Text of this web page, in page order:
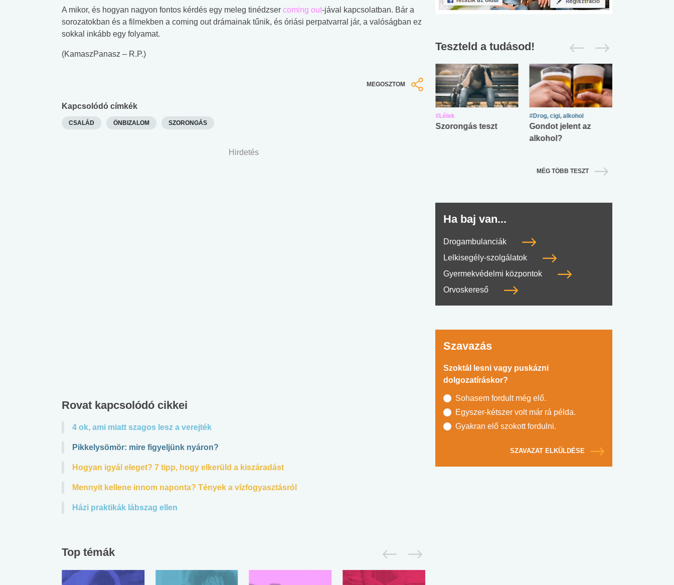
A mikor, és hogyan nagyon fontos kérdés egy meleg tinédzser coming out-jával kapcsolatban. Bár a
sorozatokban és a filmekben a coming out drámainak tűnik, és óriási perpatvarral jár, a valóságban ez
sokkal inkább egy folyamat.
(KamaszPanasz – R.P.)
MEGOSZTOM
Kapcsolódó címkék
CSALÁD ÖNBIZALOM SZORONGÁS
Hirdetés
Rovat kapcsolódó cikkei
4 ok, ami miatt szagos lesz a verejték
Pikkelysömör: mire figyeljünk nyáron?
Hogyan igyál eleget? 7 tipp, hogy elkerüld a kiszáradást
Mennyit kellene innom naponta? Tények a vízfogyasztásról
Házi praktikák lábszag ellen
Top témák
Teszteld a tudásod!
Mekkora az ökológiai
Elsősegély
No.42
#Lélek
Szorongás teszt
#Drog, cigi, alkohol
Gondot jelent az
alkohol?
MÉG TÖBB TESZT
Ha baj van...
Drogambulanciák
Lelkisegély-szolgálatok
Gyermekvédelmi központok
Orvoskereső
Szavazás
Szoktál lesni vagy puskázni
dolgozatíráskor?
Sohasem fordult még elő.
Egyszer-kétszer volt már rá példa.
Gyakran elő szokott fordulni.
SZAVAZAT ELKÜLDÉSE